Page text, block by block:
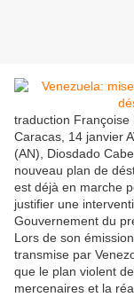
traduction Françoise
Caracas, 14 janvier
(AN), Diosdado
nouveau plan de
est déjà en marche
justifier une
Gouvernement du
Lors de son
transmise par
que le plan violent
mercenaires et la